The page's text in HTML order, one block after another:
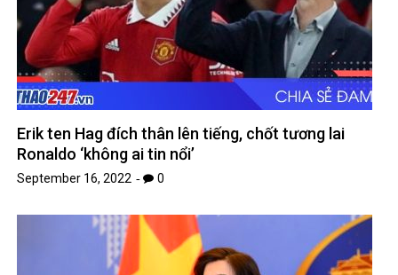
Erik ten Hag đích thân lên tiếng, chốt tương lai
Ronaldo ‘không ai tin nổi’
September 16, 2022 0